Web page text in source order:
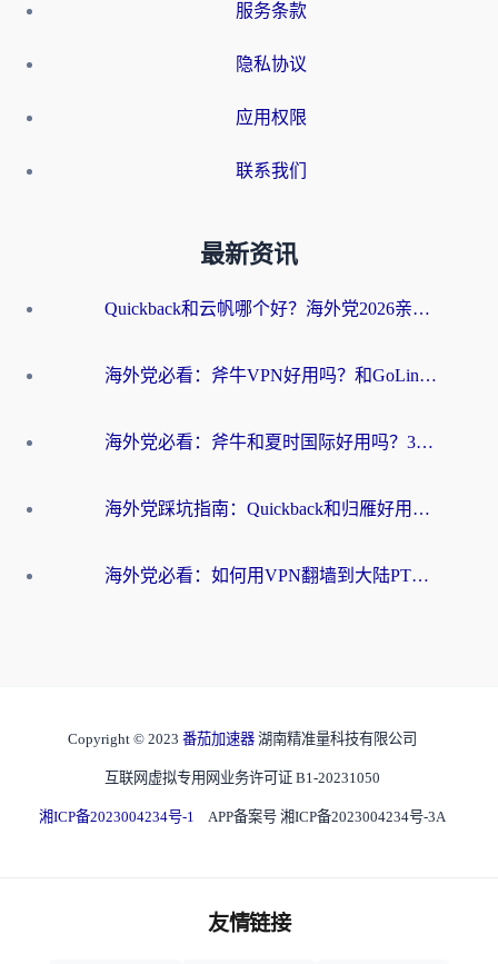
服务条款
隐私协议
应用权限
联系我们
最新资讯
Quickback和云帆哪个好？海外党2026亲测指南：选对加速器大陆工具，无缝刷国内剧玩国服
海外党必看：斧牛VPN好用吗？和GoLinkVPN对比哪个回国效果更好？
海外党必看：斧牛和夏时国际好用吗？3步选对回国加速器，无缝刷国内资源
海外党踩坑指南：Quickback和归雁好用吗？选对加速器才能无缝刷国内资源
海外党必看：如何用VPN翻墙到大陆PTT？一篇解决你所有回国加速痛点
Copyright © 2023 番茄加速器 湖南精准量科技有限公司
互联网虚拟专用网业务许可证 B1-20231050
湘ICP备2023004234号-1 APP备案号 湘ICP备2023004234号-3A
友情链接